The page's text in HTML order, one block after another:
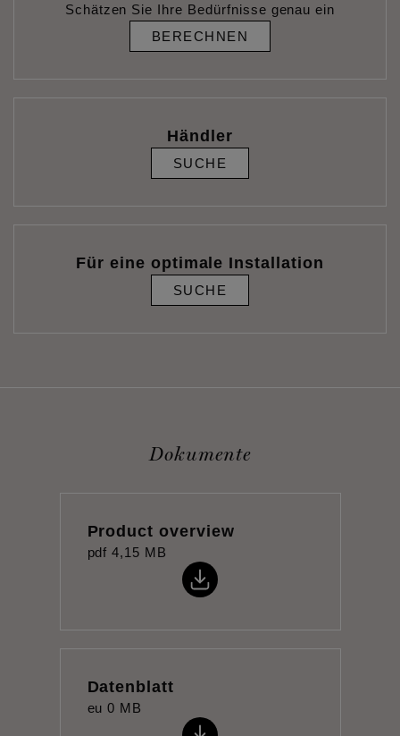
Schätzen Sie Ihre Bedürfnisse genau ein
BERECHNEN
Händler
SUCHE
Für eine optimale Installation
SUCHE
Dokumente
Product overview
pdf 4,15 MB
Datenblatt
eu 0 MB